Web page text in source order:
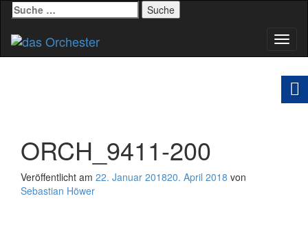
Suche
nach:
ORCH_9411-200
Veröffentlicht am 22. Januar 201820. April 2018 von
Sebastian Höwer